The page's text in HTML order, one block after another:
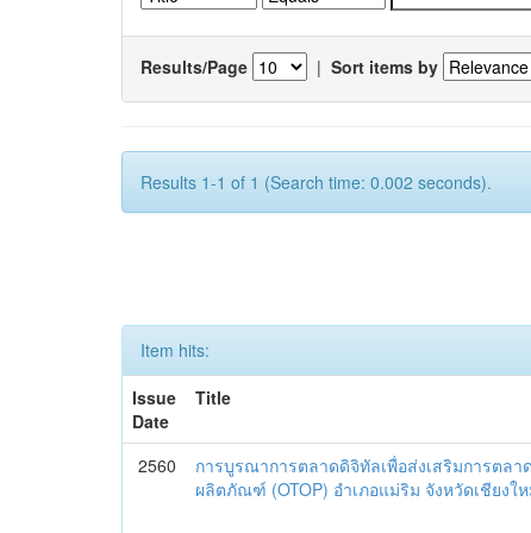
Results/Page | Sort items by
Results 1-1 of 1 (Search time: 0.002 seconds).
Item hits:
Issue
Date
Title
2560
การบูรณาการตลาดดิจิทัลเพื่อส่งเสริมการต
ผลิตภัณฑ์ (OTOP) อำเภอแม่ริม จังหวัดเชียงใ